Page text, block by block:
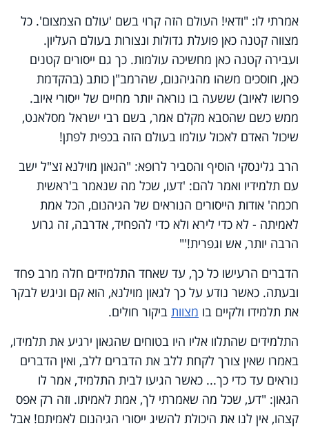
אמרתי לו: "ודאי! העולם הזה קרוי בשם 'עולם הצמצום'. כל
מצווה קטנה כאן פועלת גדולות ונצורות בעולם העליון.
ועבירה קטנה כאן מחשיכה עולמות. כך גם ייסורים קטנים
כאן, חוסכים משהו מהגיהנום, שהרמב"ן כותב (בהקדמת
פרושו לאיוב) ששעה בו נוראה יותר מחיים של ייסורי איוב.
ממש כשם שהסבא מקלם אמר, בשם רבי ישראל מסלאנט,
שיכול האדם לאכול עולמו בעולם הזה בכפית לפתן!
הרב גלינסקי הוסיף והסביר לרופא: "הגאון מוילנא זצ"ל ישב
עם תלמידיו ואמר להם: 'דעו, שכל מה שנאמר ב'ראשית
חכמה' אודות הייסורים הנוראים של הגיהנום, הכל אמת
לאמיתה - לא כדי לירא ולא כדי להפחיד, אדרבה, זה גרוע
הרבה יותר, אש וגפרית!'"
הדברים הרעישו כל כך, עד שאחד התלמידים חלה מרב פחד
ובעתה. כאשר נודע על כך לגאון מוילנא, הוא קם וניגש לבקר
את תלמידו ולקיים בו מצוות ביקור חולים.
התלמידים שהתלוו אליו היו בטוחים שהגאון ירגיע את תלמידו,
באמרו שאין צורך לקחת ללב את הדברים ללב, ואין הדברים
נוראים עד כדי כך... כאשר הגיעו לבית התלמיד, אמר לו
הגאון: "דע, שכל מה שאמרתי לך, אמת לאמיתו. וזה רק אפס
קצהו, אין לנו את היכולת להשיג ייסורי הגיהנום לאמיתם! אבל